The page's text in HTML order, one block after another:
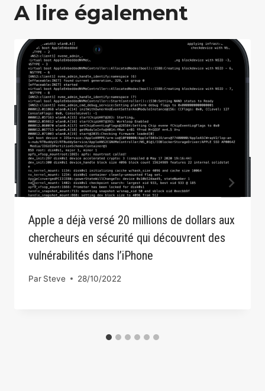
A lire également
Apple a déjà versé 20 millions de dollars aux
chercheurs en sécurité qui découvrent des
vulnérabilités dans l’iPhone
Par Steve 28/10/2022